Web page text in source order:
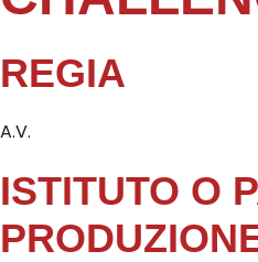
REGIA
A.V.
ISTITUTO O